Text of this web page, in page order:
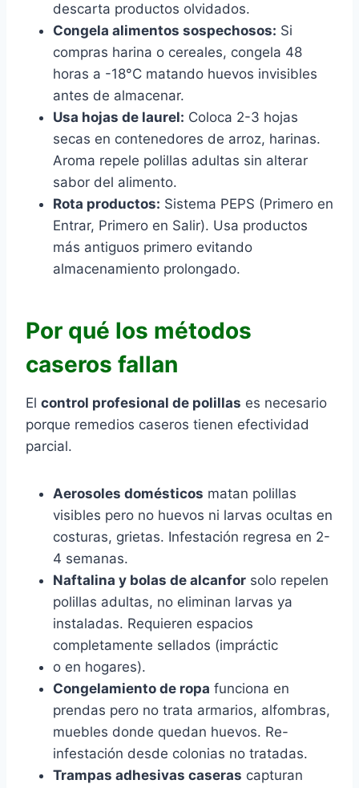
descarta productos olvidados.
Congela alimentos sospechosos: Si
compras harina o cereales, congela 48
horas a -18°C matando huevos invisibles
antes de almacenar.
Usa hojas de laurel: Coloca 2-3 hojas
secas en contenedores de arroz, harinas.
Aroma repele polillas adultas sin alterar
sabor del alimento.
Rota productos: Sistema PEPS (Primero en
Entrar, Primero en Salir). Usa productos
más antiguos primero evitando
almacenamiento prolongado.
Por qué los métodos
caseros fallan
El control profesional de polillas es necesario
porque remedios caseros tienen efectividad
parcial.
Aerosoles domésticos matan polillas
visibles pero no huevos ni larvas ocultas en
costuras, grietas. Infestación regresa en 2-
4 semanas.
Naftalina y bolas de alcanfor solo repelen
polillas adultas, no eliminan larvas ya
instaladas. Requieren espacios
completamente sellados (impráctic
o en hogares).
Congelamiento de ropa funciona en
prendas pero no trata armarios, alfombras,
muebles donde quedan huevos. Re-
infestación desde colonias no tratadas.
Trampas adhesivas caseras capturan